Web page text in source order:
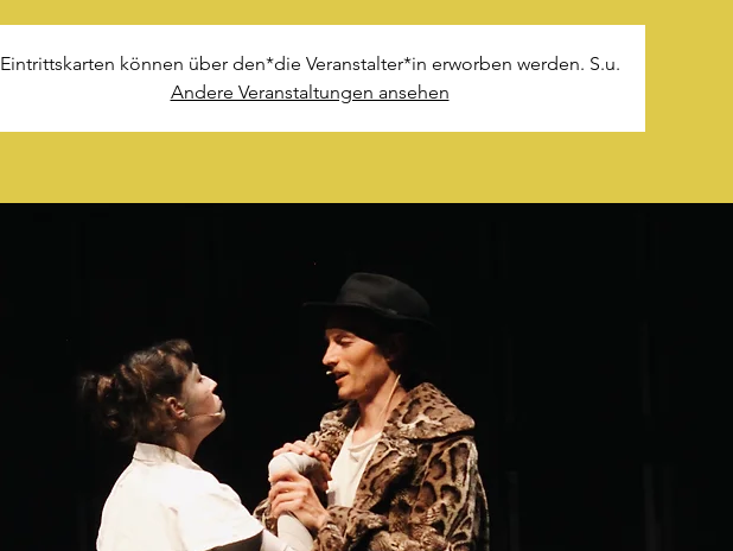
Eintrittskarten können über den*die Veranstalter*in erworben werden. S.u.
Andere Veranstaltungen ansehen